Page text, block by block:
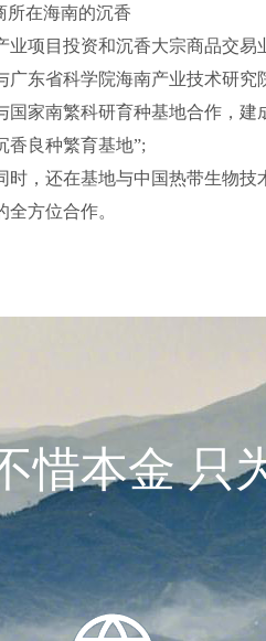
所在海南的沉香
商品交易业
究院合作打造沉
成了“南繁科研育种
地”;
研究所进行育种
。
惜本金 只